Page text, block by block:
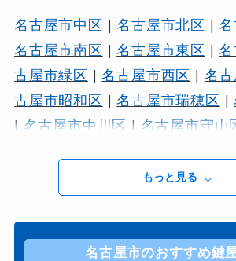
名古屋市中区 |名古屋市北区 |
名古屋市南区 |名古屋市東区 |
古屋市緑区 |名古屋市西区 | 名
古屋市昭和区 |名古屋市瑞穂区 |
| 名古屋市中川区 | 名古屋市守山
|みよし市|一宮市|丹羽
桑町）|刈谷市|北名古屋市|北
町・東栄町・豊根村）|半田市|
もっと見る
名古屋市のおすすめ鍵